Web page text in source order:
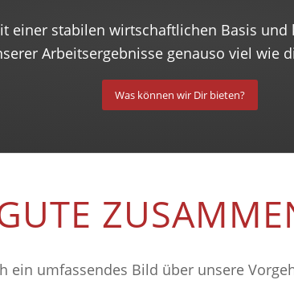
stabilen wirtschaftlichen Basis
Arbeitsergebnisse genauso viel wie
Was können wir Dir bieten?
ein umfassendes Bild über unsere